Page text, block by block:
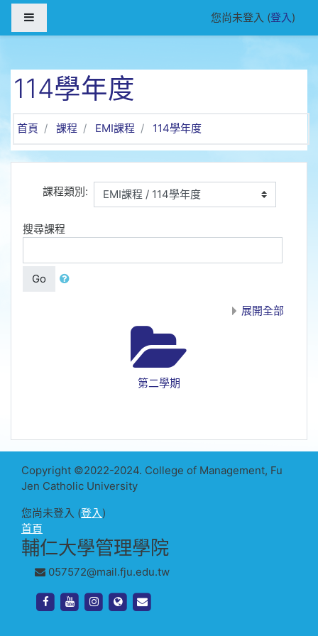
跳至主內容
您尚未登入 (登入)
114學年度
首頁 課程 EMI課程 114學年度
課程類別:
搜尋課程
Go
展開全部
第二學期
Copyright ©2022-2024. College of Management, Fu
Jen Catholic University
您尚未登入 (登入)
首頁
輔仁大學管理學院
057572@mail.fju.edu.tw
https://www.facebook.com/management.fju.edu.tw
https://www.youtube.com/channel/
https://www.instagram.com/fjcm1969
http://www.management.fju.edu.tw/